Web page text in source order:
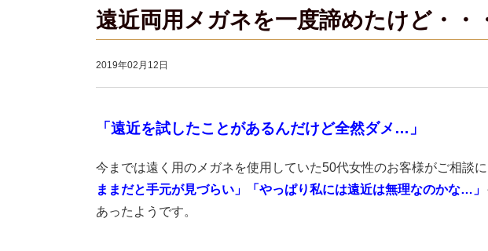
遠近両用メガネを一度諦めたけど・・
2019年02月12日
「遠近を試したことがあるんだけど全然ダメ…」
今までは遠く用のメガネを使用していた50代女性のお客様がご相談に
ままだと手元が見づらい」
「やっぱり私には遠近は無理なのかな…」
あったようです。